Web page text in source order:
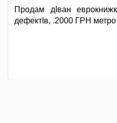
Продам дІван
дефектІв, .2000 ГРН